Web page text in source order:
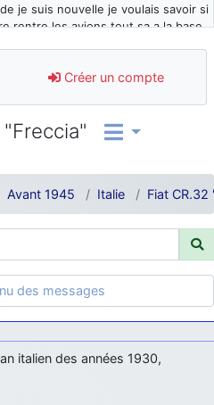
je suis nouvelle je voulais savoir si
rentre les avions tout sa a la base
blocages du site ces derniers
le spam et les bots trop nocifs
du sujet sur l'Armée de l'Air,
je viens d'arriver il y a quelques
les mêmes noms qu'aujourd'hui
tous.en espérantque ces
vous auront plu ; Agur…
Créer un compte
Avant 1945 Italie Fiat CR.32
des messages
italien des années 1930,